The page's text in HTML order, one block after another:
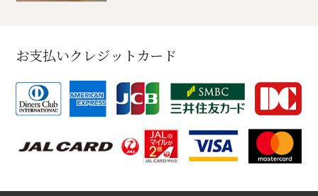
お支払いクレジットカード